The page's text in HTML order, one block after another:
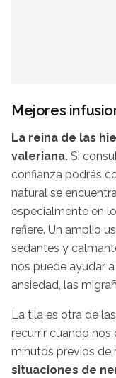
Mejores
La reina de las
valeriana. Si
confianza podrás
natural se
especialmente en
refiere. Un amplio
sedantes y
nos puede ayudar
ansiedad, las
La tila es otra de
recurrir cuando
minutos previos de
situaciones de